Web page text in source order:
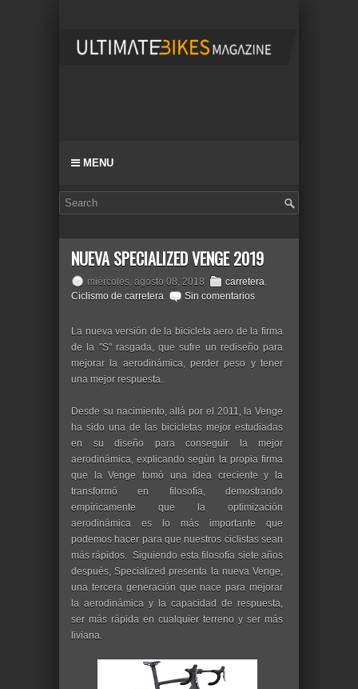
MENU
NUEVA SPECIALIZED VENGE 2019
miércoles, agosto 08, 2018 carretera,
Ciclismo de carretera
Sin comentarios
La nueva versión de la bicicleta aero de la firma
de la "S" rasgada, que sufre un rediseño para
mejorar la aerodinámica, perder peso y tener
una mejor respuesta.
Desde su nacimiento, allá por el 2011, la Venge
ha sido una de las bicicletas mejor estudiadas
en su diseño para conseguir la mejor
aerodinámica, explicando según la propia firma
que la Venge tomó una idea creciente y la
transformó en filosofía, demostrando
empíricamente que la optimización
aerodinámica es lo más importante que
podemos hacer para que nuestros ciclistas sean
más rápidos. Siguiendo esta filosofía siete años
después, Specialized presenta la nueva Venge,
una tercera generación que nace para mejorar
la aerodinámica y la capacidad de respuesta,
ser más rápida en cualquier terreno y ser más
liviana.